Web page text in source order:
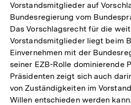
Vorstandsmitglieder auf
Bundesregierung vom
Das Vorschlagsrecht für die
Vorstandsmitglieder liegt beim
Einvernehmen mit der
seiner EZB-Rolle dominierende
Präsidenten zeigt sich auch
von Zuständigkeiten im
Willen entschieden werden kann.